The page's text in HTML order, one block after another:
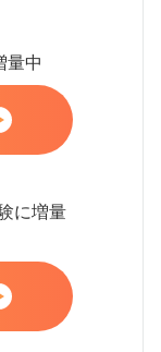
量中
に増量